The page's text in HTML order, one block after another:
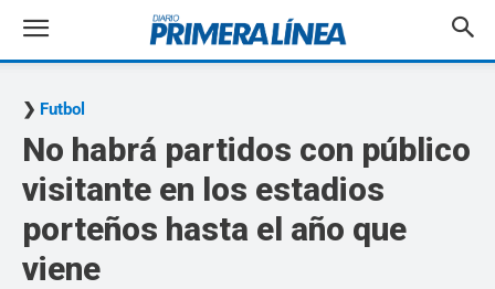
Futbol
No habrá partidos con público
visitante en los estadios
porteños hasta el año que
viene